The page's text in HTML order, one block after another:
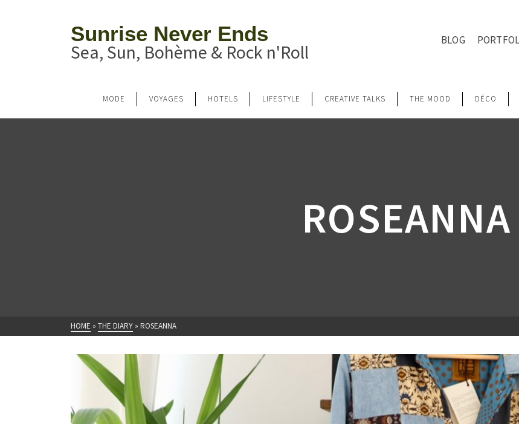
Sunrise Never Ends
Sea, Sun, Bohème & Rock n'Roll
BLOG
MODE VOYAGES HOTELS LIFESTYLE CREATIVE TALKS THE MOOD DÉCO
ROSEANNA
HOME » THE DIARY » ROSEANNA